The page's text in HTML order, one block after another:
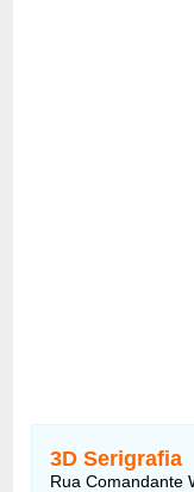
3D Serigrafia
Rua Comandante